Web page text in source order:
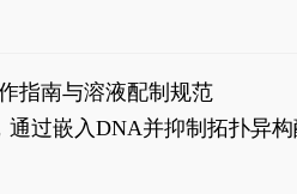
Vs, AR1-651)的抑制剂，对
指南与溶液配制规范
过嵌入DNA并抑制拓扑异